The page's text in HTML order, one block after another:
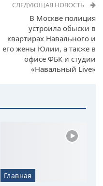
СЛЕДУЮЩАЯ НОВОСТЬ
В Москве полиция
устроила обыски в
квартирах Навального и
его жены Юлии, а также в
офисе ФБК и студии
«Навальный Live»
Главная